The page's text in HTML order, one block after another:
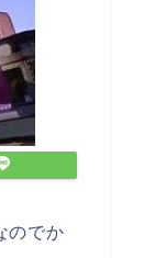
のでか